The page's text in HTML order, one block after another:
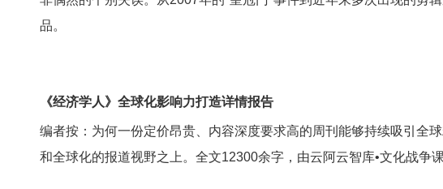
品。
《经济学人》全球化影响力打造详情报告
编者按：为何一份定价昂贵、内容深度要求高的周刊能够持续吸引全
和全球化的报道视野之上。全文12300余字，由云阿云智库•文化战争